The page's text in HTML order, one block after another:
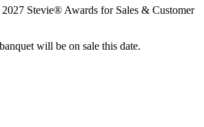
Stevie® Awards for Sales & Customer
will be on sale this date.